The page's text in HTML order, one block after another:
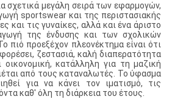
σχετικά μεγάλη σειρά των εφαρμογών,
sportswear και της περιστασιακής
και τις γυναίκες, αλλά και ένα άριστο
της ένδυσης και των σχολικών
πιό προεξέχον πλεονέκτημα είναι ότι
ζεστασιά, καλή διαπερατότητα
οικονομική, κατάλληλη για τη μαζική
από τους καταναλωτές. Το ύφασμα
για να κάνει τον ιματισμό, τις
καθ' όλη τη διάρκεια του έτους.